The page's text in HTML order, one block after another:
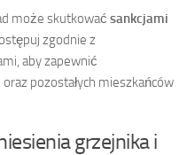
może skutkować sankcjami
zgodnie z
aby zapewnić
pozostałych mieszkańców
grzejnika i